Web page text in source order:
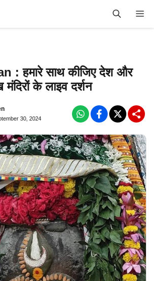
: हमारे साथ कीजिए देश और
के लाइव दर्शन
30, 2024